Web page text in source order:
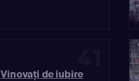
Vinovaţi de iubire